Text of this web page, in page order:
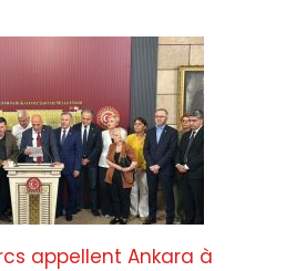
appellent Ankara à